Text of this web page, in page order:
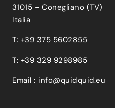
31015 - Conegliano (TV)
Italia
T: +39 375 5602855
T: +39 329 9298985
Email : info@quidquid.eu